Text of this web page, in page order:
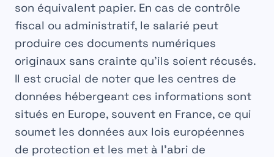
son équivalent papier. En cas de contrôle
fiscal ou administratif, le salarié peut
produire ces documents numériques
originaux sans crainte qu’ils soient récusés.
Il est crucial de noter que les centres de
données hébergeant ces informations sont
situés en Europe, souvent en France, ce qui
soumet les données aux lois européennes
de protection et les met à l’abri de